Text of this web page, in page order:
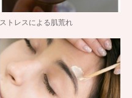
ストレスによる肌荒れ